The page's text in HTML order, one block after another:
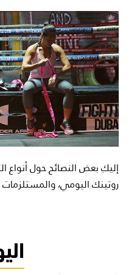
إليكِ بعض النصائح حول أنواع
روتينك اليومي، والمستلزمات